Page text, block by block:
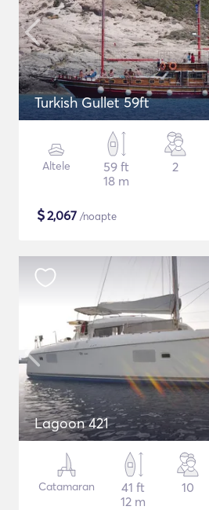
Turkish Gullet 59ft
Altele
59 ft
18 m
2
$2,067 /noapte
Lagoon 421
Catamaran
41 ft
12 m
10